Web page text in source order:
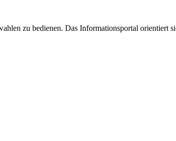
zu bedienen. Das Informationsportal orientiert